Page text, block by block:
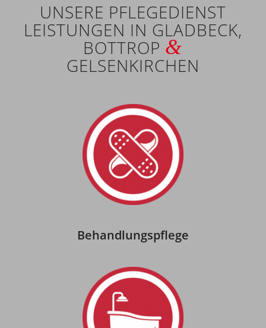
UNSERE PFLEGEDIENST
LEISTUNGEN IN GLADBECK,
BOTTROP &
GELSENKIRCHEN
Behandlungspflege